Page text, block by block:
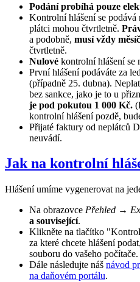
Podání probíhá pouze
Kontrolní hlášení se
plátci mohou čtvrtletně.
a podobně, musí vždy
čtvrtletně.
Nulové kontrolní hlášení se
První hlášení podáváte za
(případně 25. dubna).
bez sankce, jako je to u
je pod pokutou 1 000 Kč.
kontrolní hlášení pozdě,
Přijaté faktury od neplátců
neuvádí.
Jak na kontrolní
Hlášení umíme vygenerovat na
Na obrazovce Přehled →
a související.
Klikněte na tlačítko
za které chcete hlášení
souboru do vašeho počítače.
Dále následujte náš návod
na daňovém portálu.